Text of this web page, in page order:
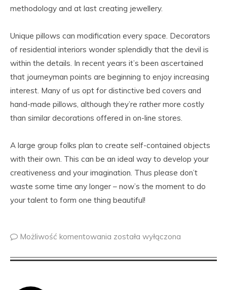
methodology and at last creating jewellery.
Unique pillows can modification every space. Decorators
of residential interiors wonder splendidly that the devil is
within the details. In recent years it’s been ascertained
that journeyman points are beginning to enjoy increasing
interest. Many of us opt for distinctive bed covers and
hand-made pillows, although they’re rather more costly
than similar decorations offered in on-line stores.
A large group folks plan to create self-contained objects
with their own. This can be an ideal way to develop your
creativeness and your imagination. Thus please don’t
waste some time any longer – now’s the moment to do
your talent to form one thing beautiful!
Możliwość komentowania została wyłączona